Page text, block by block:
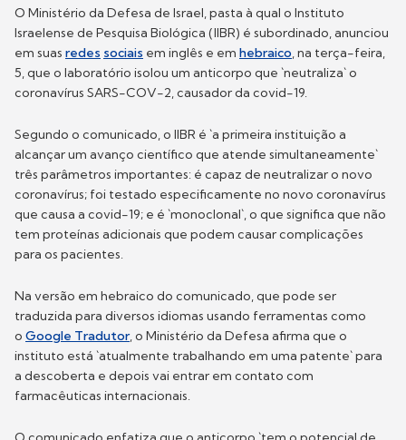
O Ministério da Defesa de Israel, pasta à qual o Instituto
Israelense de Pesquisa Biológica (IIBR) é subordinado, anunciou
em suas redes sociais em inglês e em hebraico, na terça-feira,
5, que o laboratório isolou um anticorpo que `neutraliza` o
coronavírus SARS-COV-2, causador da covid-19.
Segundo o comunicado, o IIBR é `a primeira instituição a
alcançar um avanço científico que atende simultaneamente`
três parâmetros importantes: é capaz de neutralizar o novo
coronavírus; foi testado especificamente no novo coronavírus
que causa a covid-19; e é `monoclonal`, o que significa que não
tem proteínas adicionais que podem causar complicações
para os pacientes.
Na versão em hebraico do comunicado, que pode ser
traduzida para diversos idiomas usando ferramentas como
o Google Tradutor, o Ministério da Defesa afirma que o
instituto está `atualmente trabalhando em uma patente` para
a descoberta e depois vai entrar em contato com
farmacêuticas internacionais.